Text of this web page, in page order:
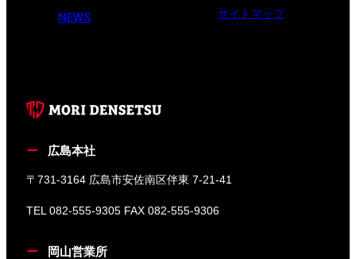
NEWS
サイトマップ
広島本社
〒731-3164 広島市安佐南区伴東 7-21-41
TEL 082-555-9305 FAX 082-555-9306
岡山営業所